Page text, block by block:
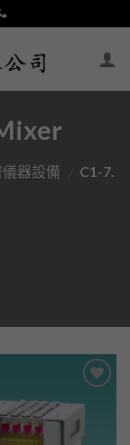
儀器設備
C1-7.